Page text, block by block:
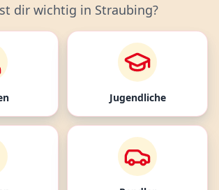
dir wichtig in Straubing?
Jugendliche